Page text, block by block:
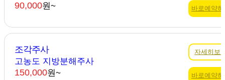
90,000원~ 바로예약
조각주사
고농도 지방분해주사
자세히보
150,000원~ 바로예약